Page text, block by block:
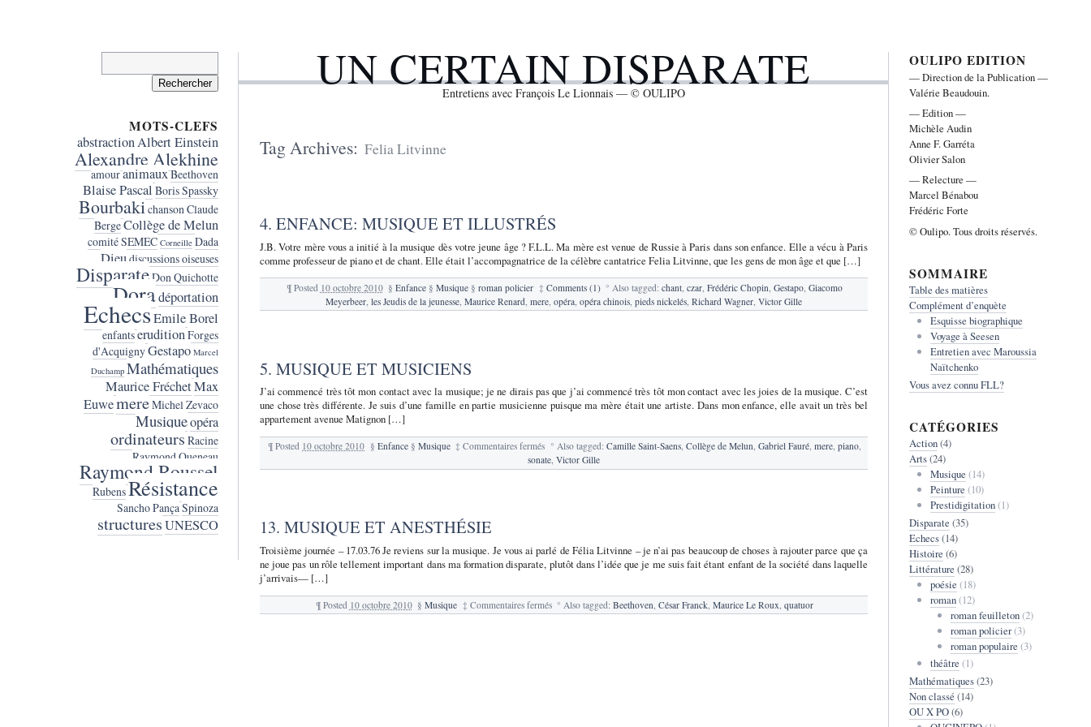
UN CERTAIN DISPARATE
Entretiens avec François Le Lionnais — © OULIPO
Tag Archives: Felia Litvinne
4. ENFANCE: MUSIQUE ET ILLUSTRÉS
J.B. Votre mère vous a initié à la musique dès votre jeune âge ? F.L.L. Ma mère est venue de Russie à Paris dans son enfance. Elle a vécu à Paris
comme professeur de piano et de chant. Elle était l’accompagnatrice de la célèbre cantatrice Felia Litvinne, que les gens de mon âge et que […]
¶ Posted 10 octobre 2010 § Enfance §Musique §roman policier ‡ Comments (1) ° Also tagged:chant ,czar ,Frédéric Chopin ,Gestapo ,Giacomo
Meyerbeer, les Jeudis de la jeunesse, Maurice Renard mere, opéra, opéra chinois, pieds nickelés, Richard Wagner, Victor Gille
5. MUSIQUE ET MUSICIENS
J’ai commencé très tôt mon contact avec la musique; je ne dirais pas que j’ai commencé très tôt mon contact avec les joies de la musique. C’est
une chose très différente. Je suis d’une famille en partie musicienne puisque ma mère était une artiste. Dans mon enfance, elle avait un très bel
appartement avenue Matignon […]
¶ Posted 10 octobre 2010 § Enfance§ Musique ‡ Commentaires ferméssur
5.
Musique
° Also tagged: Camille Saint-Saens, Collège de Melun, Gabriel Fauré, mere, piano,
sonate, Victor Gille
13. MUSIQUE ET ANESTHÉSIE
Troisième journée – 17.03.76 Je reviens sur la musique. Je vous ai parlé de Félia Litvinne – je n’ai pas beaucoup de choses à rajouter parce que ça
ne joue pas un rôle tellement important dans ma formation disparate, plutôt dans l’idée que je me suis fait étant enfant de la société dans laquelle
j’arrivais— […]
¶ Posted 10 octobre 2010 § Musique ‡ Commentaires ferméssur
13.
° Also tagged:Beethoven,César Franck,Maurice Le Roux,quatuor
MOTS-CLEFS
abstractionAlbert Einstein
Alexandre Alekhine
amouranimauxBeethoven
Blaise Pascal Boris Spassky
BourbakichansonClaude
BergeCollège de Melun
comité SEMEC Corneille Dada
Dieu discussions oiseuses
DisparateDon Quichotte
Doradéportation
EchecsEmile Borel
enfantseruditionForges
d'AcquignyGestapo Marcel
Duchamp Mathématiques
Maurice FréchetMax
EuwemereMichel Zevaco
Musiqueopéra
ordinateurs Racine
Raymond Queneau
Raymond Roussel
RubensRésistance
Sancho PançaSpinoza
structuresUNESCO
OULIPO EDITION
— Direction de la Publication —
Valérie Beaudouin.
— Edition —
Michèle Audin
Anne F. Garréta
Olivier Salon
— Relecture —
Marcel Bénabou
Frédéric Forte
© Oulipo. Tous droits réservés.
SOMMAIRE
Table des matières
Complément d’enquète
Esquisse biographique
Voyage à Seesen
Entretien avec Maroussia
Naïtchenko
Vous avez connu FLL?
CATÉGORIES
Action(4)
Arts(24)
Musique (14)
Peinture (10)
Prestidigitation(1)
Disparate (35)
Echecs(14)
Histoire (6)
Littérature (28)
poésie (18)
roman(12)
roman feuilleton(2)
roman policier(3)
roman populaire (3)
théâtre (1)
Mathématiques(23)
Non classé (14)
OU X PO(6)